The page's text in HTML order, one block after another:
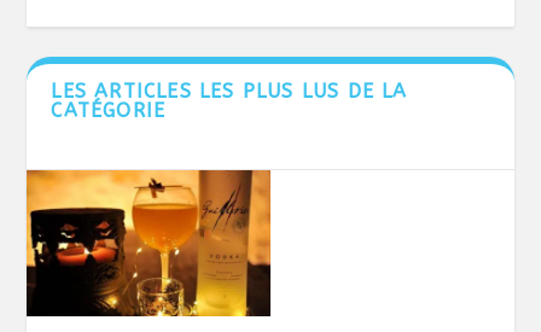
LES ARTICLES LES PLUS LUS DE LA
CATÉGORIE